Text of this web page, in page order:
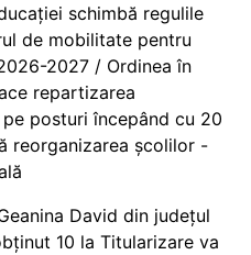
schimbă regulile
de mobilitate pentru
2027 / Ordinea în
repartizarea
posturi începând cu 20
reorganizarea școlilor -
David din județul
10 la Titularizare va